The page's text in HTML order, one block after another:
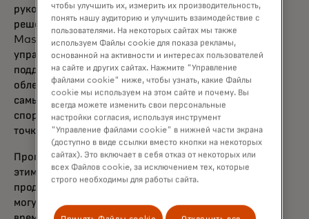
руководитель глобального подразделения
решений в области безопасности компании
Mastercard. «Программа доверительного
управления от первого лица оказывает
поддержку предприятиям и банкам,
облегчая обмен доказательствами, тем
самым оптимизируя процесс разрешения
споров и делая его более эффективным с
точки зрения времени и затрат».
Программа предлагает два способа обмена
этими расширенными данными между
продавцами и эмитентами карт. Продавцы
могут включать расширенные данные во
чтобы улучшить их, измерить их производительность,
понять нашу аудиторию и улучшить взаимодействие с
пользователями. На некоторых сайтах мы также
используем Файлы cookie для показа рекламы,
основанной на активности и интересах пользователей
на сайте и других сайтах. Нажмите "Управление
файлами cookie" ниже, чтобы узнать, какие Файлы
cookie мы используем на этом сайте и почему. Вы
всегда можете изменить свои персональные
настройки согласия, используя инструмент
"Управление файлами cookie" в нижней части экрана
(доступно в виде ссылки вместо кнопки на некоторых
сайтах). Это включает в себя отказ от некоторых или
всех Файлов cookie, за исключением тех, которые
строго необходимы для работы сайта.